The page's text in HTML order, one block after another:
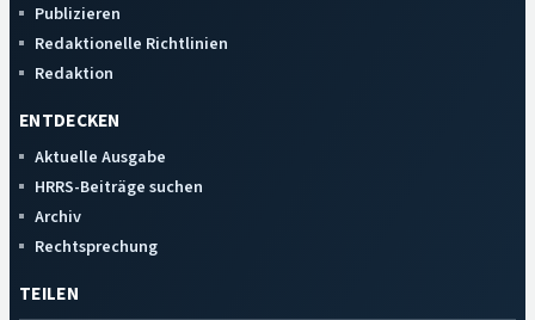
Publizieren
Redaktionelle Richtlinien
Redaktion
ENTDECKEN
Aktuelle Ausgabe
HRRS-Beiträge suchen
Archiv
Rechtsprechung
TEILEN